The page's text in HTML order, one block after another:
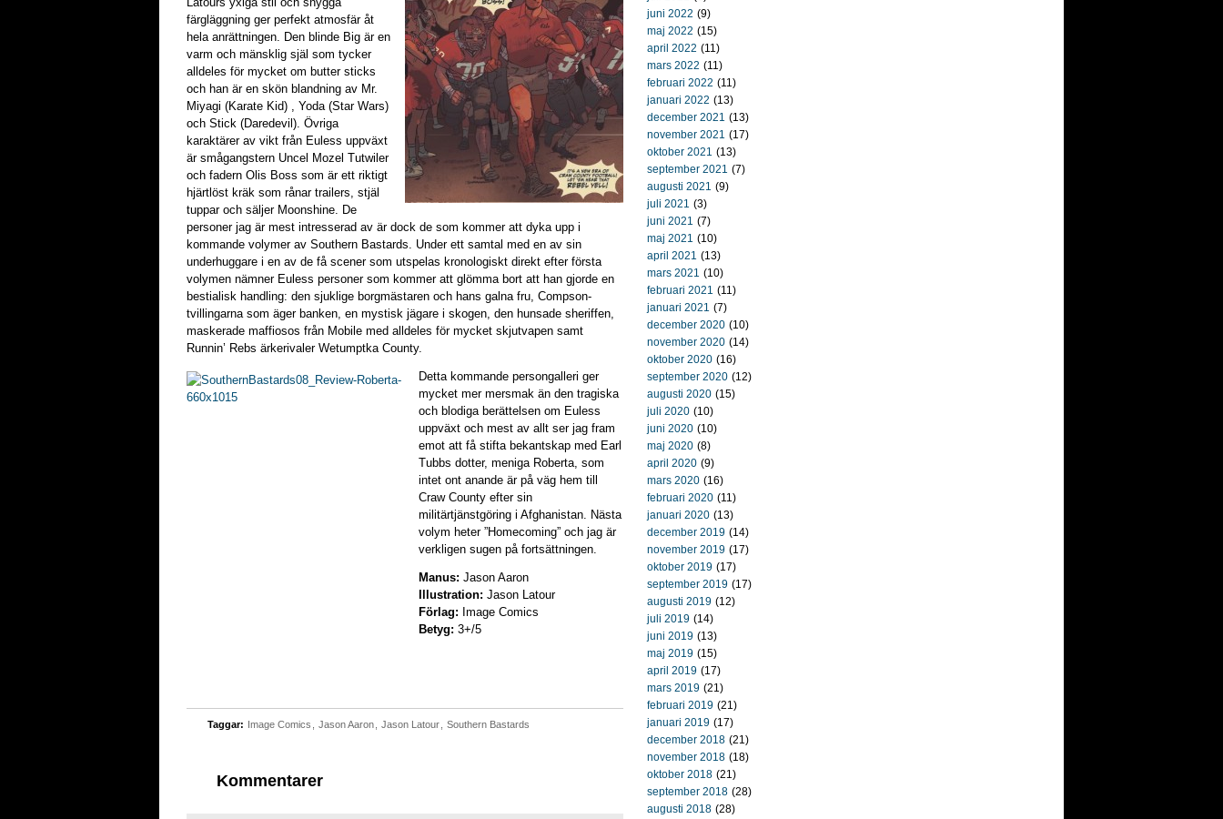
färgläggning ger perfekt atmosfär åt
hela anrättningen. Den blinde Big är en
varm och mänsklig själ som tycker
alldeles för mycket om butter sticks
och han är en skön blandning av Mr.
Miyagi (Karate Kid) , Yoda (Star Wars)
och Stick (Daredevil). Övriga
karaktärer av vikt från Euless uppväxt
är smågangstern Uncel Mozel Tutwiler
och fadern Olis Boss som är ett riktigt
hjärtlöst kräk som rånar trailers, stjäl
tuppar och säljer Moonshine. De
personer jag är mest intresserad av är dock de som kommer att dyka upp i
kommande volymer av Southern Bastards. Under ett samtal med en av sin
underhuggare i en av de få scener som utspelas kronologiskt direkt efter första
volymen nämner Euless personer som kommer att glömma bort att han gjorde en
bestialisk handling: den sjuklige borgmästaren och hans galna fru, Compson-
tvillingarna som äger banken, en mystisk jägare i skogen, den hunsade sheriffen,
maskerade maffiosos från Mobile med alldeles för mycket skjutvapen samt
Runnin’ Rebs ärkerivaler Wetumptka County.
Detta kommande persongalleri ger
mycket mer mersmak än den tragiska
och blodiga berättelsen om Euless
uppväxt och mest av allt ser jag fram
emot att få stifta bekantskap med Earl
Tubbs dotter, meniga Roberta, som
intet ont anande är på väg hem till
Craw County efter sin
militärtjänstgöring i Afghanistan. Nästa
volym heter ”Homecoming” och jag är
verkligen sugen på fortsättningen.
Manus: Jason Aaron
Illustration: Jason Latour
Förlag: Image Comics
Betyg: 3+/5
Taggar: Image Comics Jason Aaron Jason Latour Southern Bastards
Kommentarer
juni 2022 (9)
maj 2022 (15)
april 2022 (11)
mars 2022 (11)
februari 2022 (11)
januari 2022 (13)
december 2021 (13)
november 2021 (17)
oktober 2021 (13)
september 2021 (7)
augusti 2021 (9)
juli 2021 (3)
juni 2021 (7)
maj 2021 (10)
april 2021 (13)
mars 2021 (10)
februari 2021 (11)
januari 2021 (7)
december 2020 (10)
november 2020 (14)
oktober 2020 (16)
september 2020 (12)
augusti 2020 (15)
juli 2020 (10)
juni 2020 (10)
maj 2020 (8)
april 2020 (9)
mars 2020 (16)
februari 2020 (11)
januari 2020 (13)
december 2019 (14)
november 2019 (17)
oktober 2019 (17)
september 2019 (17)
augusti 2019 (12)
juli 2019 (14)
juni 2019 (13)
maj 2019 (15)
april 2019 (17)
mars 2019 (21)
februari 2019 (21)
januari 2019 (17)
december 2018 (21)
november 2018 (18)
oktober 2018 (21)
september 2018 (28)
augusti 2018 (28)